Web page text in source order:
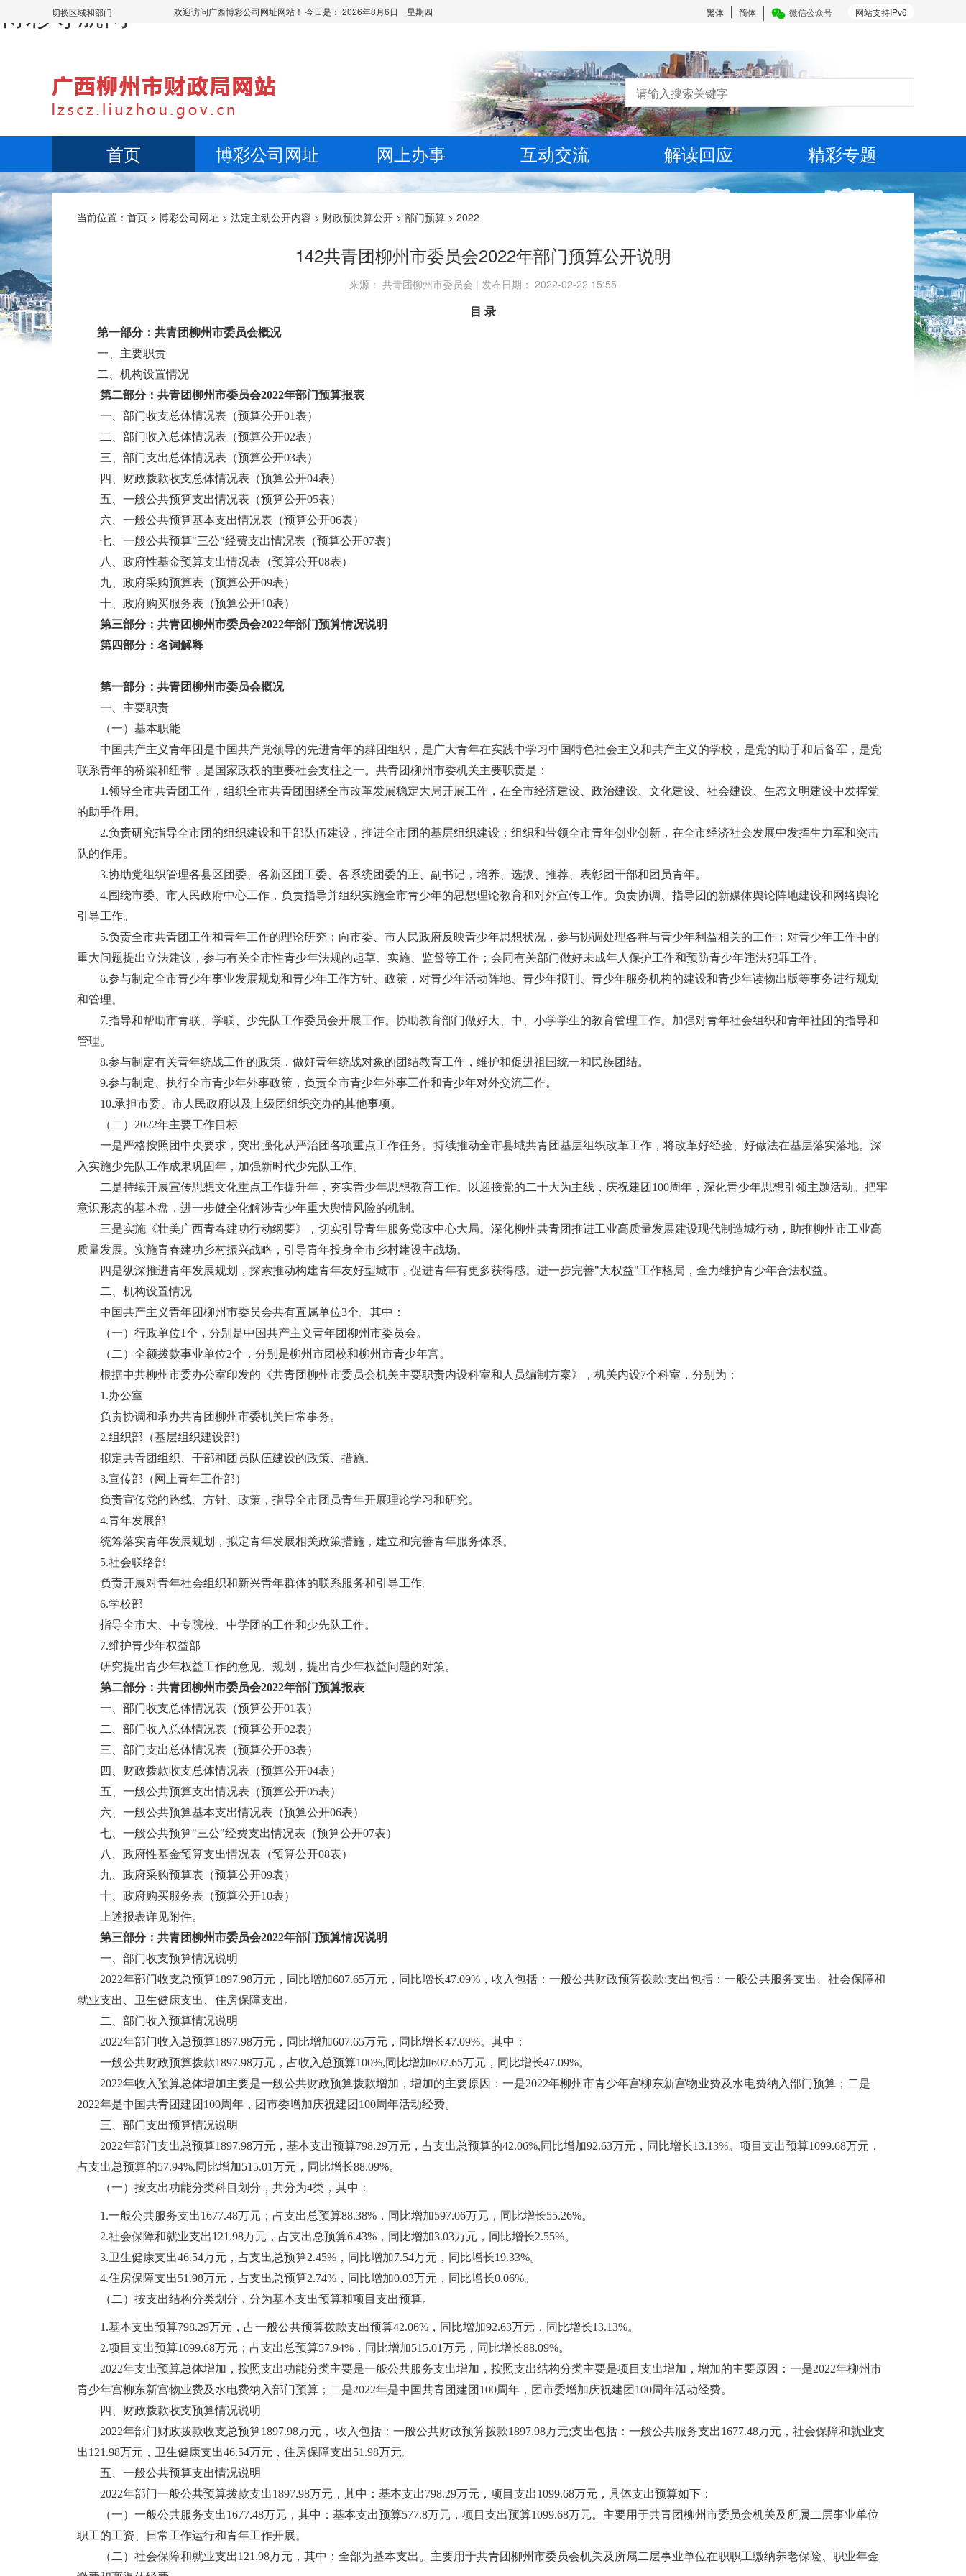
博彩导航网
切换区域和部门 网站支持IPv6
繁体 简体 微信公众号
欢迎访问广西博彩公司网址网站！ 今日是： 2026年8月6日 星期四
首页 博彩公司网址 网上办事 互动交流 解读回应 精彩专题
当前位置： 首页 > 博彩公司网址 > 法定主动公开内容 > 财政预决算公开 > 部门预算 > 2022
142共青团柳州市委员会2022年部门预算公开说明
来源： 共青团柳州市委员会 | 发布日期： 2022-02-22 15:55
目 录
第一部分：共青团柳州市委员会概况
一、主要职责
二、机构设置情况
第二部分：共青团柳州市委员会2022年部门预算报表
一、部门收支总体情况表（预算公开01表）
二、部门收入总体情况表（预算公开02表）
三、部门支出总体情况表（预算公开03表）
四、财政拨款收支总体情况表（预算公开04表）
五、一般公共预算支出情况表（预算公开05表）
六、一般公共预算基本支出情况表（预算公开06表）
七、一般公共预算"三公"经费支出情况表（预算公开07表）
八、政府性基金预算支出情况表（预算公开08表）
九、政府采购预算表（预算公开09表）
十、政府购买服务表（预算公开10表）
第三部分：共青团柳州市委员会2022年部门预算情况说明
第四部分：名词解释
第一部分：共青团柳州市委员会概况
一、主要职责
（一）基本职能
中国共产主义青年团是中国共产党领导的先进青年的群团组织，是广大青年在实践中学习中国特色社会主义和共产主义的学校，是党的助手和后备军，是党
联系青年的桥梁和纽带，是国家政权的重要社会支柱之一。共青团柳州市委机关主要职责是：
1.领导全市共青团工作，组织全市共青团围绕全市改革发展稳定大局开展工作，在全市经济建设、政治建设、文化建设、社会建设、生态文明建设中发挥党
的助手作用。
2.负责研究指导全市团的组织建设和干部队伍建设，推进全市团的基层组织建设；组织和带领全市青年创业创新，在全市经济社会发展中发挥生力军和突击
队的作用。
3.协助党组织管理各县区团委、各新区团工委、各系统团委的正、副书记，培养、选拔、推荐、表彰团干部和团员青年。
4.围绕市委、市人民政府中心工作，负责指导并组织实施全市青少年的思想理论教育和对外宣传工作。负责协调、指导团的新媒体舆论阵地建设和网络舆论
引导工作。
5.负责全市共青团工作和青年工作的理论研究；向市委、市人民政府反映青少年思想状况，参与协调处理各种与青少年利益相关的工作；对青少年工作中的
重大问题提出立法建议，参与有关全市性青少年法规的起草、实施、监督等工作；会同有关部门做好未成年人保护工作和预防青少年违法犯罪工作。
6.参与制定全市青少年事业发展规划和青少年工作方针、政策，对青少年活动阵地、青少年报刊、青少年服务机构的建设和青少年读物出版等事务进行规划
和管理。
7.指导和帮助市青联、学联、少先队工作委员会开展工作。协助教育部门做好大、中、小学学生的教育管理工作。加强对青年社会组织和青年社团的指导和
管理。
8.参与制定有关青年统战工作的政策，做好青年统战对象的团结教育工作，维护和促进祖国统一和民族团结。
9.参与制定、执行全市青少年外事政策，负责全市青少年外事工作和青少年对外交流工作。
10.承担市委、市人民政府以及上级团组织交办的其他事项。
（二）2022年主要工作目标
一是严格按照团中央要求，突出强化从严治团各项重点工作任务。持续推动全市县域共青团基层组织改革工作，将改革好经验、好做法在基层落实落地。深
入实施少先队工作成果巩固年，加强新时代少先队工作。
二是持续开展宣传思想文化重点工作提升年，夯实青少年思想教育工作。以迎接党的二十大为主线，庆祝建团100周年，深化青少年思想引领主题活动。把牢
意识形态的基本盘，进一步健全化解涉青少年重大舆情风险的机制。
三是实施《壮美广西青春建功行动纲要》，切实引导青年服务党政中心大局。深化柳州共青团推进工业高质量发展建设现代制造城行动，助推柳州市工业高
质量发展。实施青春建功乡村振兴战略，引导青年投身全市乡村建设主战场。
四是纵深推进青年发展规划，探索推动构建青年友好型城市，促进青年有更多获得感。进一步完善"大权益"工作格局，全力维护青少年合法权益。
二、机构设置情况
中国共产主义青年团柳州市委员会共有直属单位3个。其中：
（一）行政单位1个，分别是中国共产主义青年团柳州市委员会。
（二）全额拨款事业单位2个，分别是柳州市团校和柳州市青少年宫。
根据中共柳州市委办公室印发的《共青团柳州市委员会机关主要职责内设科室和人员编制方案》，机关内设7个科室，分别为：
1.办公室
负责协调和承办共青团柳州市委机关日常事务。
2.组织部（基层组织建设部）
拟定共青团组织、干部和团员队伍建设的政策、措施。
3.宣传部（网上青年工作部）
负责宣传党的路线、方针、政策，指导全市团员青年开展理论学习和研究。
4.青年发展部
统筹落实青年发展规划，拟定青年发展相关政策措施，建立和完善青年服务体系。
5.社会联络部
负责开展对青年社会组织和新兴青年群体的联系服务和引导工作。
6.学校部
指导全市大、中专院校、中学团的工作和少先队工作。
7.维护青少年权益部
研究提出青少年权益工作的意见、规划，提出青少年权益问题的对策。
第二部分：共青团柳州市委员会2022年部门预算报表
一、部门收支总体情况表（预算公开01表）
二、部门收入总体情况表（预算公开02表）
三、部门支出总体情况表（预算公开03表）
四、财政拨款收支总体情况表（预算公开04表）
五、一般公共预算支出情况表（预算公开05表）
六、一般公共预算基本支出情况表（预算公开06表）
七、一般公共预算"三公"经费支出情况表（预算公开07表）
八、政府性基金预算支出情况表（预算公开08表）
九、政府采购预算表（预算公开09表）
十、政府购买服务表（预算公开10表）
上述报表详见附件。
第三部分：共青团柳州市委员会2022年部门预算情况说明
一、部门收支预算情况说明
2022年部门收支总预算1897.98万元，同比增加607.65万元，同比增长47.09%，收入包括：一般公共财政预算拨款;支出包括：一般公共服务支出、社会保障和
就业支出、卫生健康支出、住房保障支出。
二、部门收入预算情况说明
2022年部门收入总预算1897.98万元，同比增加607.65万元，同比增长47.09%。其中：
一般公共财政预算拨款1897.98万元，占收入总预算100%,同比增加607.65万元，同比增长47.09%。
2022年收入预算总体增加主要是一般公共财政预算拨款增加，增加的主要原因：一是2022年柳州市青少年宫柳东新宫物业费及水电费纳入部门预算；二是
2022年是中国共青团建团100周年，团市委增加庆祝建团100周年活动经费。
三、部门支出预算情况说明
2022年部门支出总预算1897.98万元，基本支出预算798.29万元，占支出总预算的42.06%,同比增加92.63万元，同比增长13.13%。项目支出预算1099.68万元，
占支出总预算的57.94%,同比增加515.01万元，同比增长88.09%。
（一）按支出功能分类科目划分，共分为4类，其中：
1.一般公共服务支出1677.48万元；占支出总预算88.38%，同比增加597.06万元，同比增长55.26%。
2.社会保障和就业支出121.98万元，占支出总预算6.43%，同比增加3.03万元，同比增长2.55%。
3.卫生健康支出46.54万元，占支出总预算2.45%，同比增加7.54万元，同比增长19.33%。
4.住房保障支出51.98万元，占支出总预算2.74%，同比增加0.03万元，同比增长0.06%。
（二）按支出结构分类划分，分为基本支出预算和项目支出预算。
1.基本支出预算798.29万元，占一般公共预算拨款支出预算42.06%，同比增加92.63万元，同比增长13.13%。
2.项目支出预算1099.68万元；占支出总预算57.94%，同比增加515.01万元，同比增长88.09%。
2022年支出预算总体增加，按照支出功能分类主要是一般公共服务支出增加，按照支出结构分类主要是项目支出增加，增加的主要原因：一是2022年柳州市
青少年宫柳东新宫物业费及水电费纳入部门预算；二是2022年是中国共青团建团100周年，团市委增加庆祝建团100周年活动经费。
四、财政拨款收支预算情况说明
2022年部门财政拨款收支总预算1897.98万元， 收入包括：一般公共财政预算拨款1897.98万元;支出包括：一般公共服务支出1677.48万元，社会保障和就业支
出121.98万元，卫生健康支出46.54万元，住房保障支出51.98万元。
五、一般公共预算支出情况说明
2022年部门一般公共预算拨款支出1897.98万元，其中：基本支出798.29万元，项目支出1099.68万元，具体支出预算如下：
（一）一般公共服务支出1677.48万元，其中：基本支出预算577.8万元，项目支出预算1099.68万元。主要用于共青团柳州市委员会机关及所属二层事业单位
职工的工资、日常工作运行和青年工作开展。
（二）社会保障和就业支出121.98万元，其中：全部为基本支出。主要用于共青团柳州市委员会机关及所属二层事业单位在职职工缴纳养老保险、职业年金